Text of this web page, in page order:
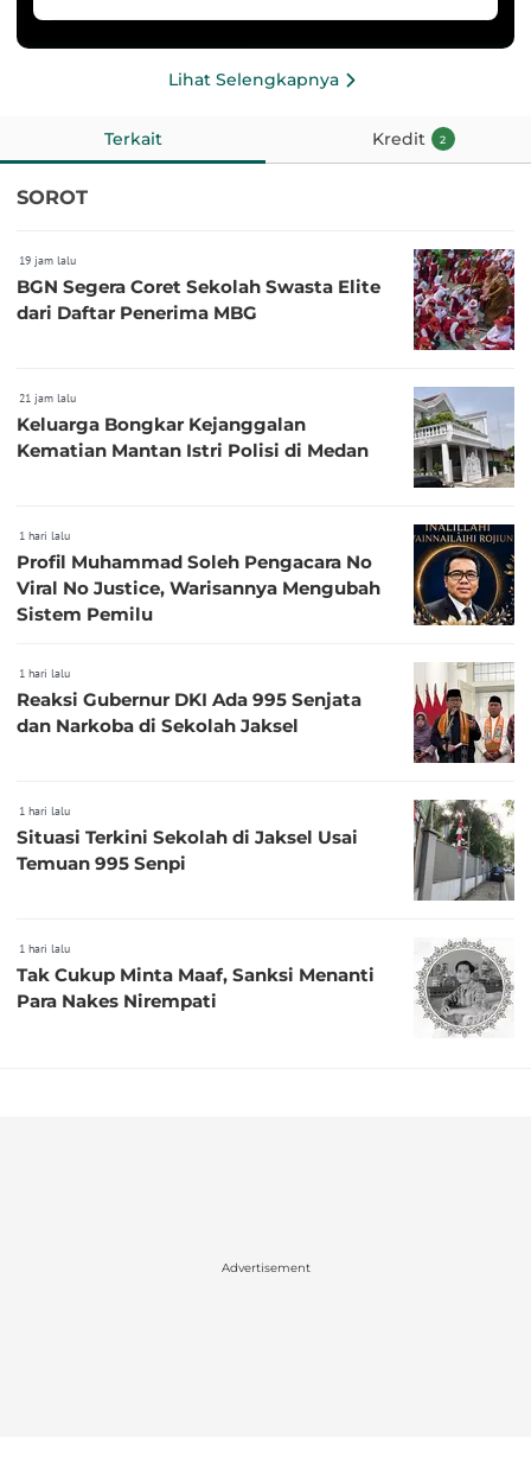
Lihat Selengkapnya
Terkait Kredit 2
SOROT
19 jam lalu
BGN Segera Coret Sekolah Swasta Elite
dari Daftar Penerima MBG
21 jam lalu
Keluarga Bongkar Kejanggalan
Kematian Mantan Istri Polisi di Medan
1 hari lalu
Profil Muhammad Soleh Pengacara No
Viral No Justice, Warisannya Mengubah
Sistem Pemilu
1 hari lalu
Reaksi Gubernur DKI Ada 995 Senjata
dan Narkoba di Sekolah Jaksel
1 hari lalu
Situasi Terkini Sekolah di Jaksel Usai
Temuan 995 Senpi
1 hari lalu
Tak Cukup Minta Maaf, Sanksi Menanti
Para Nakes Nirempati
Advertisement